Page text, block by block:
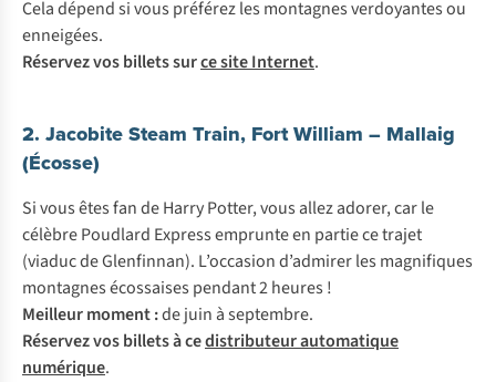
Cela dépend si vous préférez les montagnes verdoyantes ou
enneigées.
Réservez vos billets surce site Internet.
2. Jacobite Steam Train, Fort William – Mallaig
(Écosse)
Si vous êtes fan de Harry Potter, vous allez adorer, car le
célèbre Poudlard Express emprunte en partie ce trajet
(viaduc de Glenfinnan). L’occasion d’admirer les magnifiques
montagnes écossaises pendant 2 heures !
Meilleur moment :de juin à septembre.
Réservez vos billets à cedistributeur automatique
numérique.